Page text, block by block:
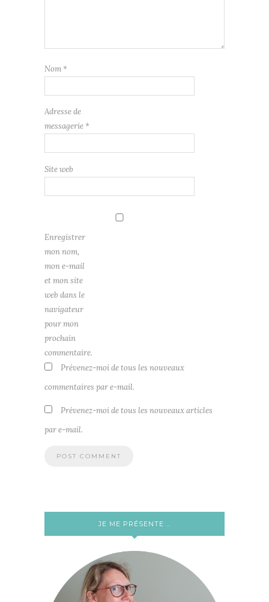
Nom *
Adresse de
messagerie *
Site web
Enregistrer
mon nom,
mon e-mail
et mon site
web dans le
navigateur
pour mon
prochain
commentaire.
Prévenez-moi de tous les nouveaux
commentaires par e-mail.
Prévenez-moi de tous les nouveaux articles
par e-mail.
JE ME PRÉSENTE …